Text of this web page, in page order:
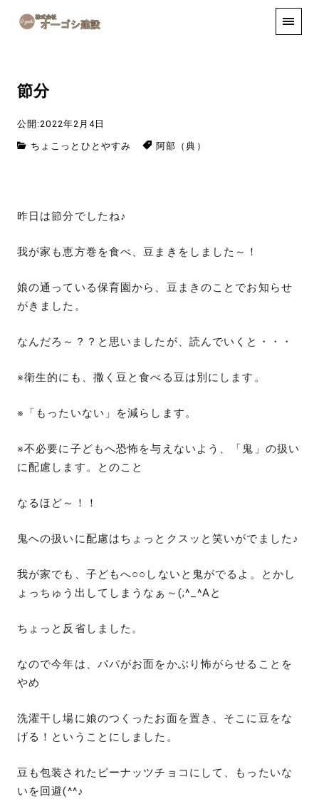
手しごと
節分
公開:2022年2月4日
ちょこっとひとやすみ 阿部（典）
昨日は節分でしたね♪
我が家も恵方巻を食べ、豆まきをしました～！
娘の通っている保育園から、豆まきのことでお知らせ
がきました。
なんだろ～？？と思いましたが、読んでいくと・・・
※衛生的にも、撒く豆と食べる豆は別にします。
※「もったいない」を減らします。
※不必要に子どもへ恐怖を与えないよう、「鬼」の扱い
に配慮します。とのこと
なるほど～！！
鬼への扱いに配慮はちょっとクスッと笑いがでました♪
我が家でも、子どもへ○○しないと鬼がでるよ。とかし
ょっちゅう出してしまうなぁ～(;^_^Aと
ちょっと反省しました。
なので今年は、パパがお面をかぶり怖がらせることを
やめ
洗濯干し場に娘のつくったお面を置き、そこに豆をな
げる！ということにしました。
豆も包装されたピーナッツチョコにして、もったいな
いを回避(^^♪